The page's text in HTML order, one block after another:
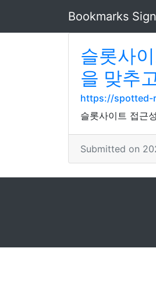
Bookmarks
슬롯사
을 맞추
https://spotted-
슬롯사이트 접근
Submitted on